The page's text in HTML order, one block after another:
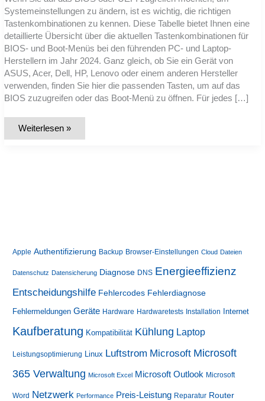
Systemeinstellungen zu ändern, ist es wichtig, die richtigen
Tastenkombinationen zu kennen. Diese Tabelle bietet Ihnen eine
detaillierte Übersicht über die aktuellen Tastenkombinationen für
BIOS- und Boot-Menüs bei den führenden PC- und Laptop-
Herstellern im Jahr 2024. Ganz gleich, ob Sie ein Gerät von
ASUS, Acer, Dell, HP, Lenovo oder einem anderen Hersteller
verwenden, finden Sie hier die passenden Tasten, um auf das
BIOS zuzugreifen oder das Boot-Menü zu öffnen. Für jedes […]
Gesamtliste:
Weiterlesen »
Apple Authentifizierung Backup Browser-Einstellungen Cloud Dateien
Datenschutz Datensicherung Diagnose DNS Energieeffizienz
Entscheidungshilfe Fehlercodes Fehlerdiagnose
Fehlermeldungen Geräte Hardware Hardwaretests Installation Internet
Kaufberatung Kompatibilität Kühlung Laptop
Leistungsoptimierung Linux Luftstrom Microsoft Microsoft
365 Verwaltung Microsoft Excel Microsoft Outlook Microsoft
Word Netzwerk Performance Preis-Leistung Reparatur Router